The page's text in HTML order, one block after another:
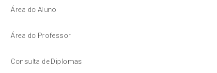
Área do Aluno
Área do Professor
Consulta de Diplomas